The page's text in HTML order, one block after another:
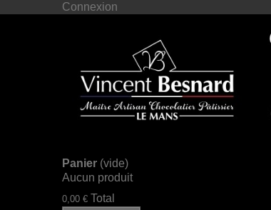
Connexion
Panier (vide)
Aucun produit
0,00 € Total